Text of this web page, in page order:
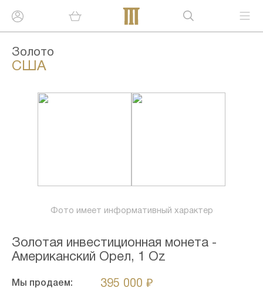
Золото
США
Фото имеет информативный характер
Золотая инвестиционная монета -
Американский Орел, 1 Oz
Мы продаем: 395 000 ₽